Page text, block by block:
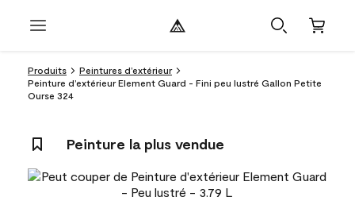
Produits
Peintures d’extérieur
Peinture d’extérieur Element Guard - Fini peu lustré Gallon Petite
Ourse 324
Peinture la plus vendue